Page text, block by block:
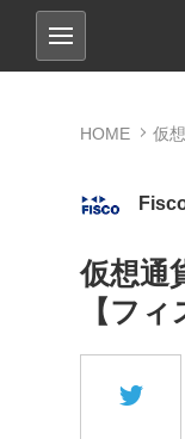
HOME 仮
仮想通
【フ